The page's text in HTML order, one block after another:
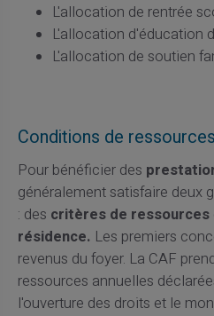
L'allocation de rentrée
L'allocation d'éducation
L'allocation de soutien
Conditions de
Pour bénéficier des
généralement satisfaire deux
: des critères de ressources
résidence. Les premiers
revenus du foyer. La CAF
ressources annuelles
l'ouverture des droits et le